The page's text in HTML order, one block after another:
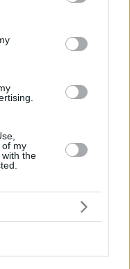
third-party tags to
in below Google
of my
the
Σχολιασμένα
μορφή καρκίνου
που
καταγγέλλουν